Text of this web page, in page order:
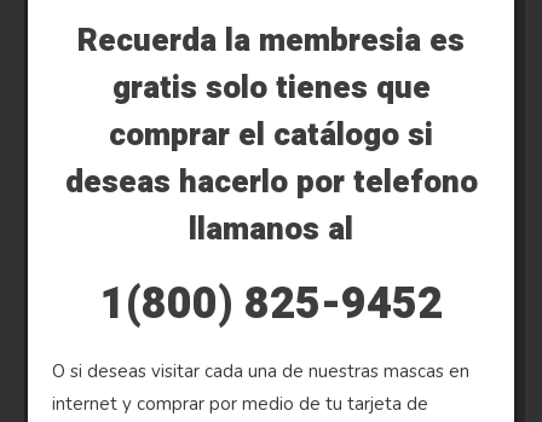
Recuerda la membresia es
gratis solo tienes que
comprar el catálogo si
deseas hacerlo por telefono
llamanos al
1(800) 825-9452
O si deseas visitar cada una de nuestras mascas en
internet y comprar por medio de tu tarjeta de